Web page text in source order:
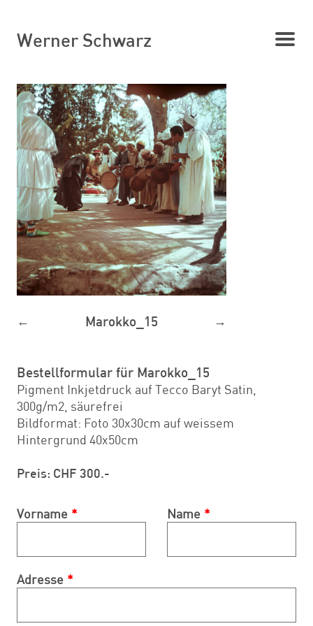
Werner Schwarz
← Marokko_15 →
Bestellformular für Marokko_15
Pigment Inkjetdruck auf Tecco Baryt Satin,
300g/m2, säurefrei
Bildformat: Foto 30x30cm auf weissem
Hintergrund 40x50cm
Preis: CHF 300.-
Vorname Name
Adresse